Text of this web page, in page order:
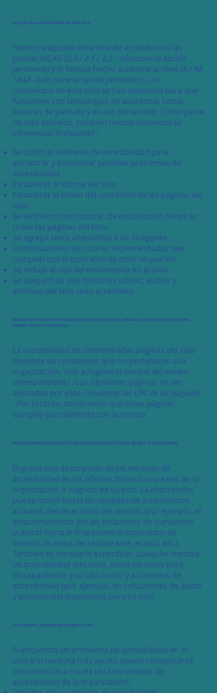
Ajustes de accesibilidad en este sitio
Hemos adaptado este sitio de acuerdo con las
pautas WCAG[2.0 / 2.1 / 2.2 - seleccione la opción
pertinente]y lo hemos hecho accesible al nivel[A / AA
/ AAA - seleccione la opción pertinente] . Los
contenidos de este sitio se han adaptado para que
funcionen con tecnologías de asistencia, como
lectores de pantalla y el uso del teclado. Como parte
de este esfuerzo, también hemos[eliminado la
información irrelevante] :
Se utilizó el Asistente de accesibilidad para
encontrar y solucionar posibles problemas de
accesibilidad.
Establecer el idioma del sitio
Establecer el orden del contenido de las páginas del
sitio
Se definieron estructuras de encabezado claras en
todas las páginas del sitio.
Se agregó texto alternativo a las imágenes.
Combinaciones de colores implementadas que
cumplen con el contraste de color requerido
Se redujo el uso del movimiento en el sitio.
Se aseguró de que todos los videos, audios y
archivos del sitio sean accesibles.
Declaración de conformidad parcial con la norma debido a contenido de terceros
[añadir solo si es relevante]
La accesibilidad de determinadas páginas del sitio
depende de contenidos que no pertenecen a la
organización, sino a[ingrese el nombre del tercero
correspondiente] . Las siguientes páginas se ven
afectadas por esto:[enumerar las URL de las páginas]
. Por lo tanto, declaramos que estas páginas
cumplen parcialmente con la norma.
Disposiciones de accesibilidad en la organización[solo agregue si corresponde]
[Ingrese una descripción de las medidas de
accesibilidad en las oficinas físicas/sucursales de la
organización o negocio de su sitio. La descripción
puede incluir todas las medidas de accesibilidad
actuales, desde el inicio del servicio (por ejemplo, el
estacionamiento y/o las estaciones de transporte
público) hasta el final (como el mostrador de
servicio, la mesa del restaurante, el aula, etc.).
También es necesario especificar cualquier medida
de accesibilidad adicional, como servicios para
discapacitados y su ubicación, y accesorios de
accesibilidad (por ejemplo, en inducciones de audio
y ascensores) disponibles para su uso]
Solicitudes, problemas y sugerencias
Si encuentra un problema de accesibilidad en el
sitio o si necesita más ayuda, puede comunicarse
con nosotros a través del coordinador de
accesibilidad de la organización: